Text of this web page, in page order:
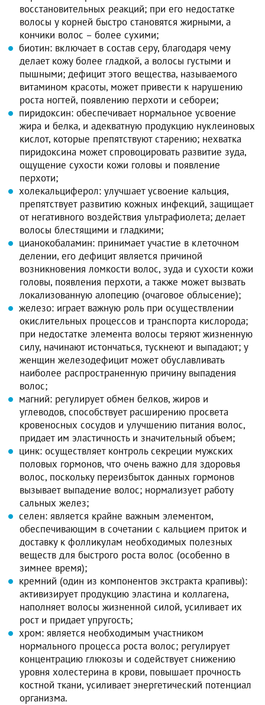
восстановительных реакций; при его недостатке
волосы у корней быстро становятся жирными, а
кончики волос – более сухими;
биотин: включает в состав серу, благодаря чему
делает кожу более гладкой, а волосы густыми и
пышными; дефицит этого вещества, называемого
витамином красоты, может привести к нарушению
роста ногтей, появлению перхоти и себореи;
пиридоксин: обеспечивает нормальное усвоение
жира и белка, и адекватную продукцию нуклеиновых
кислот, которые препятствуют старению; нехватка
пиридоксина может спровоцировать развитие зуда,
ощущение сухости кожи головы и появление
перхоти;
холекальциферол: улучшает усвоение кальция,
препятствует развитию кожных инфекций, защищает
от негативного воздействия ультрафиолета; делает
волосы блестящими и гладкими;
цианокобаламин: принимает участие в клеточном
делении, его дефицит является причиной
возникновения ломкости волос, зуда и сухости кожи
головы, появления перхоти, а также может вызвать
локализованную алопецию (очаговое облысение);
железо: играет важную роль при осуществлении
окислительных процессов и транспорта кислорода;
при недостатке элемента волосы теряют жизненную
силу, начинают истончаться, тускнеют и выпадают; у
женщин железодефицит может обуславливать
наиболее распространенную причину выпадения
волос;
магний: регулирует обмен белков, жиров и
углеводов, способствует расширению просвета
кровеносных сосудов и улучшению питания волос,
придает им эластичность и значительный объем;
цинк: осуществляет контроль секреции мужских
половых гормонов, что очень важно для здоровья
волос, поскольку переизбыток данных гормонов
вызывает выпадение волос; нормализует работу
сальных желез;
селен: является крайне важным элементом,
обеспечивающим в сочетании с кальцием приток и
доставку к фолликулам необходимых полезных
веществ для быстрого роста волос (особенно в
зимнее время);
кремний (один из компонентов экстракта крапивы):
активизирует продукцию эластина и коллагена,
наполняет волосы жизненной силой, усиливает их
рост и придает упругость;
хром: является необходимым участником
нормального процесса роста волос; регулирует
концентрацию глюкозы и содействует снижению
уровня холестерина в крови, повышает прочность
костной ткани, усиливает энергетический потенциал
организма.